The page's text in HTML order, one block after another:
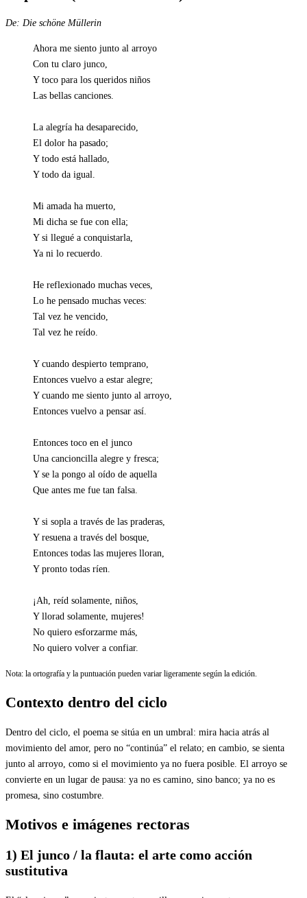
De: Die schöne Müllerin
Ahora me siento junto al arroyo
Con tu claro junco,
Y toco para los queridos niños
Las bellas canciones.
La alegría ha desaparecido,
El dolor ha pasado;
Y todo está hallado,
Y todo da igual.
Mi amada ha muerto,
Mi dicha se fue con ella;
Y si llegué a conquistarla,
Ya ni lo recuerdo.
He reflexionado muchas veces,
Lo he pensado muchas veces:
Tal vez he vencido,
Tal vez he reído.
Y cuando despierto temprano,
Entonces vuelvo a estar alegre;
Y cuando me siento junto al arroyo,
Entonces vuelvo a pensar así.
Entonces toco en el junco
Una cancioncilla alegre y fresca;
Y se la pongo al oído de aquella
Que antes me fue tan falsa.
Y si sopla a través de las praderas,
Y resuena a través del bosque,
Entonces todas las mujeres lloran,
Y pronto todas ríen.
¡Ah, reíd solamente, niños,
Y llorad solamente, mujeres!
No quiero esforzarme más,
No quiero volver a confiar.
Nota: la ortografía y la puntuación pueden variar ligeramente según la edición.
Contexto dentro del ciclo
Dentro del ciclo, el poema se sitúa en un umbral: mira hacia atrás al
movimiento del amor, pero no “continúa” el relato; en cambio, se sienta
junto al arroyo, como si el movimiento ya no fuera posible. El arroyo se
convierte en un lugar de pausa: ya no es camino, sino banco; ya no es
promesa, sino costumbre.
Motivos e imágenes rectoras
1) El junco / la flauta: el arte como acción
sustitutiva